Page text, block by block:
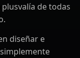
de todas
diseñar e